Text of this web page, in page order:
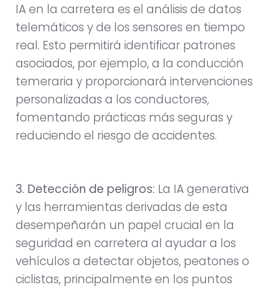
IA en la carretera es el análisis de datos
telemáticos y de los sensores en tiempo
real. Esto permitirá identificar patrones
asociados, por ejemplo, a la conducción
temeraria y proporcionará intervenciones
personalizadas a los conductores,
fomentando prácticas más seguras y
reduciendo el riesgo de accidentes.
3. Detección de peligros: La IA generativa
y las herramientas derivadas de esta
desempeñarán un papel crucial en la
seguridad en carretera al ayudar a los
vehículos a detectar objetos, peatones o
ciclistas, principalmente en los puntos